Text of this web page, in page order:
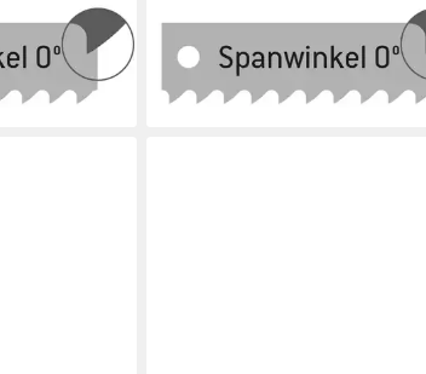
400
Zpz
bei dir
Sägeblatt Maschinensägeblatt 400
mm x 32 x 1.6 x 8.5 10 Zpz
lieferbar - in 3-4 Werktagen bei dir